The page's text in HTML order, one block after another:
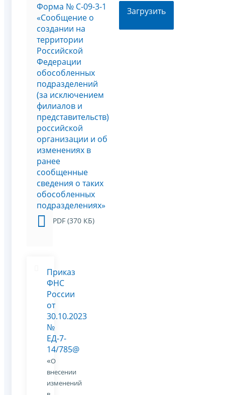
Форма № С-09-3-1
«Сообщение о
создании на
территории
Российской
Федерации
обособленных
подразделений
(за исключением
филиалов и
представительств)
российской
организации и об
изменениях в
ранее
сообщенные
сведения о таких
обособленных
подразделениях»
PDF (370 КБ)
Загрузить
Приказ
ФНС
России
от
30.10.2023
№
ЕД-7-
14/785@
«О
внесении
изменений